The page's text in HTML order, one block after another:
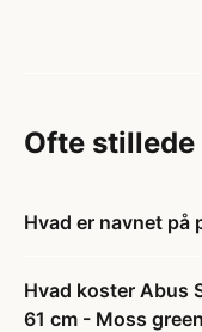
Ofte stillede
Hvad er navnet på
Hvad koster Abus
61 cm - Moss